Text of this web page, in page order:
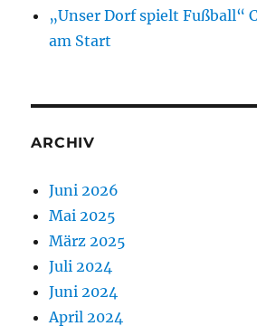
„Unser Dorf spielt Fußball“
am Start
ARCHIV
Juni 2026
Mai 2025
März 2025
Juli 2024
Juni 2024
April 2024